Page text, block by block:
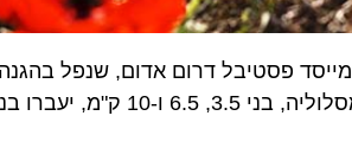
פסטיבל דרום אדום, שנפל בהגנה על
ביתו, קיבוץ כפר עזה. הצעדה, שתתקיים ב-23.2, תצא מאזור אתר הראשונים בקיבוץ רוחמה, ומסלוליה, בני 3.5, 6.5 ו-10 ק"מ, יעברו בנוף